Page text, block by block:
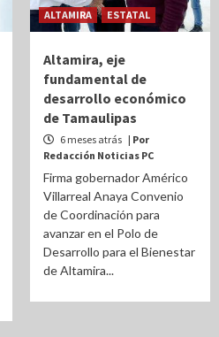
ALTAMIRA ESTATAL
Altamira, eje
fundamental de
desarrollo económico
de Tamaulipas
6 meses atrás | Por
Redacción Noticias PC
Firma gobernador Américo
Villarreal Anaya Convenio
de Coordinación para
avanzar en el Polo de
Desarrollo para el Bienestar
de Altamira...